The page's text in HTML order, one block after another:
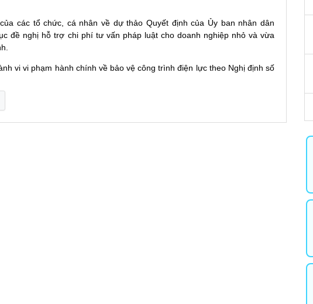
các tổ chức, cá nhân về dự thảo Quyết định của Ủy ban nhân dân
đề nghị hỗ trợ chi phí tư vấn pháp luật cho doanh nghiệp nhỏ và vừa
vi vi phạm hành chính về bảo vệ công trình điện lực theo Nghị định số